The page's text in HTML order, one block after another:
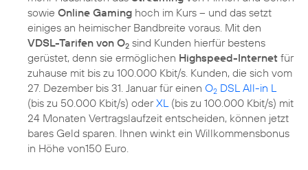
sowie Online Gaming hoch im Kurs – und das setzt
einiges an heimischer Bandbreite voraus. Mit den
VDSL-Tarifen von O2 sind Kunden hierfür bestens
gerüstet, denn sie ermöglichen Highspeed-Internet für
zuhause mit bis zu 100.000 Kbit/s. Kunden, die sich vom
27. Dezember bis 31. Januar für einen O2 DSL All-in L
(bis zu 50.000 Kbit/s) oderXL (bis zu 100.000 Kbit/s) mit
24 Monaten Vertragslaufzeit entscheiden, können jetzt
bares Geld sparen. Ihnen winkt ein Willkommensbonus
in Höhe von150 Euro.